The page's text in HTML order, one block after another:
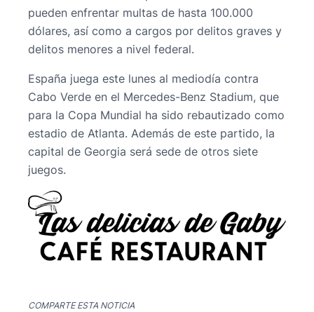
pueden enfrentar multas de hasta 100.000
dólares, así como a cargos por delitos graves y
delitos menores a nivel federal.
España juega este lunes al mediodía contra
Cabo Verde en el Mercedes-Benz Stadium, que
para la Copa Mundial ha sido rebautizado como
estadio de Atlanta. Además de este partido, la
capital de Georgia será sede de otros siete
juegos.
COMPARTE ESTA NOTICIA